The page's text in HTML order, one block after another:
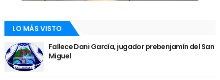
LO MÁS VISTO
Fallece Dani García, jugador prebenjamín del San
Miguel